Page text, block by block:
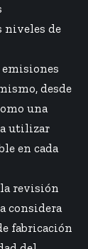
niveles de
emisiones
desde
una
a utilizar
en cada
revisión
considera
fabricación